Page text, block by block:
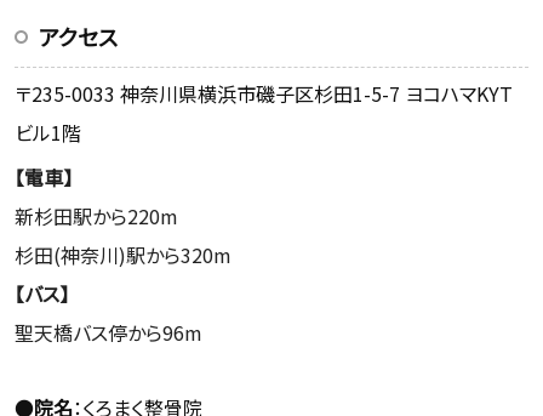
アクセス
〒235-0033 神奈川県横浜市磯子区杉田1-5-7 ヨコハマKYT
ビル1階
【電車】
新杉田駅から220m
杉田(神奈川)駅から320m
【バス】
聖天橋バス停から96m
●院名：くろまく整骨院